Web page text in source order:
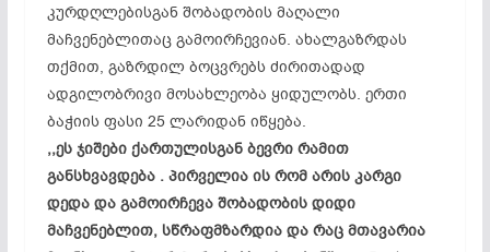
კურდღლებისგან შობადობის მაღალი
მაჩვენებლითაც გამოირჩევიან. ახალგაზრდას
თქმით, გაზრდილ ბოცვრებს ძირითადად
ადგილობრივი მოსახლეობა ყიდულობს. ერთი
ბაჭიის ფასი 25 ლარიდან იწყება.
,,ეს ჯიშები ქართულისგან ბევრი რამით
განსხვავდება . პირველია ის რომ არის კარგი
დედა და გამოირჩევა შობადობის დიდი
მაჩვენებლით, სწრაფმზარდია და რაც მთავარია